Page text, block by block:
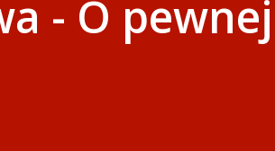
- O pewnej